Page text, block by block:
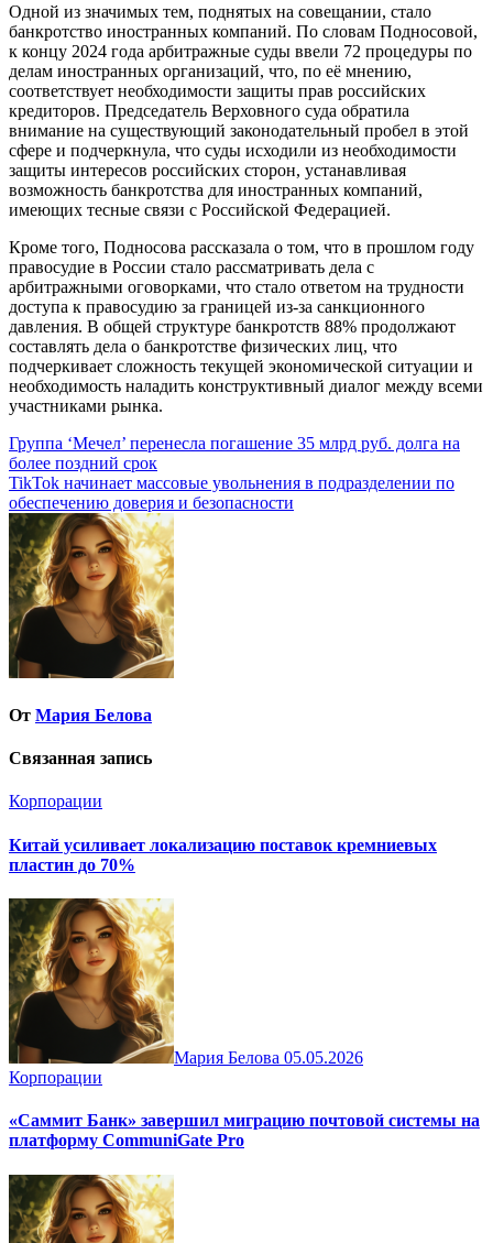
Одной из значимых тем, поднятых на совещании, стало
банкротство иностранных компаний. По словам Подносовой,
к концу 2024 года арбитражные суды ввели 72 процедуры по
делам иностранных организаций, что, по её мнению,
соответствует необходимости защиты прав российских
кредиторов. Председатель Верховного суда обратила
внимание на существующий законодательный пробел в этой
сфере и подчеркнула, что суды исходили из необходимости
защиты интересов российских сторон, устанавливая
возможность банкротства для иностранных компаний,
имеющих тесные связи с Российской Федерацией.
Кроме того, Подносова рассказала о том, что в прошлом году
правосудие в России стало рассматривать дела с
арбитражными оговорками, что стало ответом на трудности
доступа к правосудию за границей из-за санкционного
давления. В общей структуре банкротств 88% продолжают
составлять дела о банкротстве физических лиц, что
подчеркивает сложность текущей экономической ситуации и
необходимость наладить конструктивный диалог между всеми
участниками рынка.
Навигация
по
записям
Группа ‘Мечел’ перенесла погашение 35 млрд руб. долга на
более поздний срок
TikTok начинает массовые увольнения в подразделении по
обеспечению доверия и безопасности
От Мария Белова
Связанная запись
Корпорации
Китай усиливает локализацию поставок кремниевых
пластин до 70%
Мария Белова 05.05.2026
Корпорации
«Саммит Банк» завершил миграцию почтовой системы на
платформу CommuniGate Pro